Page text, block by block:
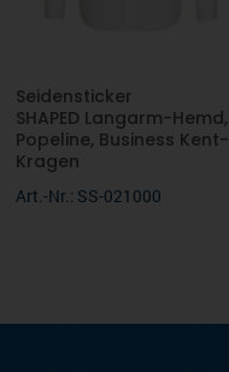
Seidensticker
SHAPED Langarm-Hemd,
Popeline, Business Kent-
Kragen
Art.-Nr.: SS-021000